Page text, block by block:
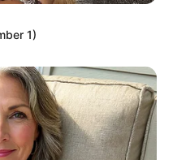
do telejornalismo
1)